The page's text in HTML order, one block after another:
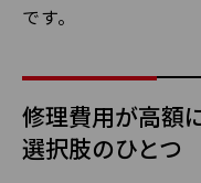
です。
修理費用が高額
選択肢のひとつ